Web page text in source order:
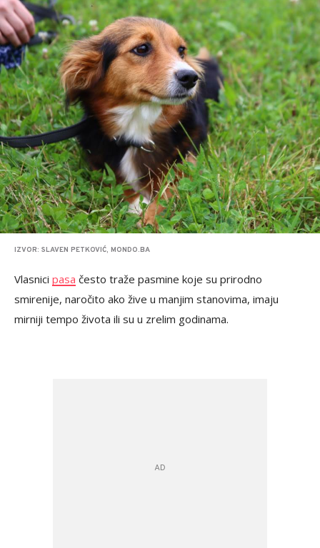
IZVOR: SLAVEN PETKOVIĆ, MONDO.BA
Vlasnici pasa često traže pasmine koje su prirodno
smirenije, naročito ako žive u manjim stanovima, imaju
mirniji tempo života ili su u zrelim godinama.